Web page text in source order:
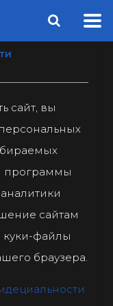
сайт, вы
программы
сайтам
куки-файлы
браузера.